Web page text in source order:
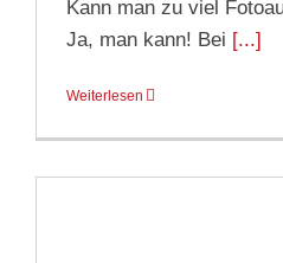
Kann man zu viel
Ja, man kann! Bei [...]
Weiterlesen